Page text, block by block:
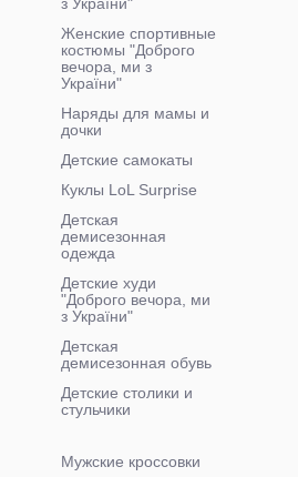
Женские спортивные
костюмы "Доброго
вечора, ми з
України"
Наряды для мамы и
дочки
Детские самокаты
Куклы LoL Surprise
Детская
демисезонная
одежда
Детские худи
"Доброго вечора, ми
з України"
Детская
демисезонная обувь
Детские столики и
стульчики
Мужские кроссовки